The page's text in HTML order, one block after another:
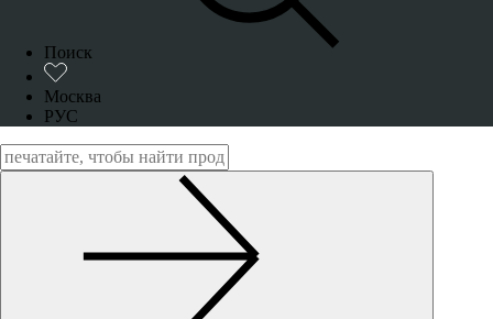
Поиск
Москва
РУС